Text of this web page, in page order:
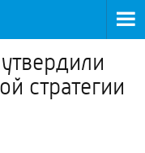
стратегии